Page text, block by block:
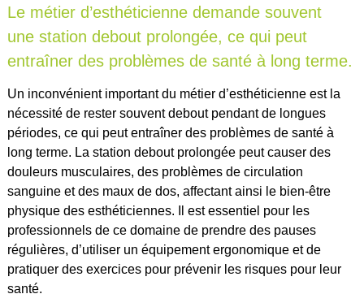
Le métier d’esthéticienne demande souvent
une station debout prolongée, ce qui peut
entraîner des problèmes de santé à long terme.
Un inconvénient important du métier d’esthéticienne est la
nécessité de rester souvent debout pendant de longues
périodes, ce qui peut entraîner des problèmes de santé à
long terme. La station debout prolongée peut causer des
douleurs musculaires, des problèmes de circulation
sanguine et des maux de dos, affectant ainsi le bien-être
physique des esthéticiennes. Il est essentiel pour les
professionnels de ce domaine de prendre des pauses
régulières, d’utiliser un équipement ergonomique et de
pratiquer des exercices pour prévenir les risques pour leur
santé.